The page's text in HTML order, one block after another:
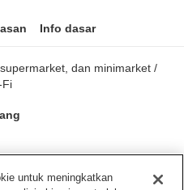
Info dasar
dan minimarket /
Fi
untuk meningkatkan